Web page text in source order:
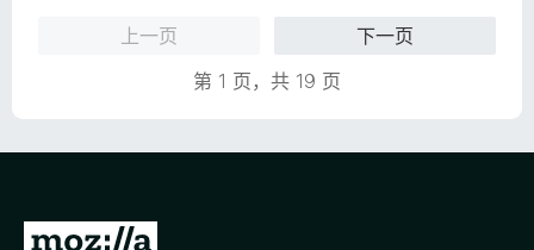
上一页
下一页
第 1 页，共 19 页
转